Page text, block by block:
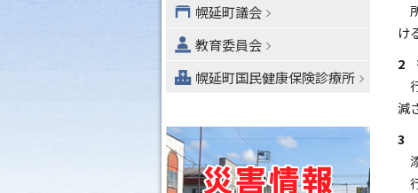
け
2
減
3
幌延町議会
教育委員会
幌延町国民健康保険診療所